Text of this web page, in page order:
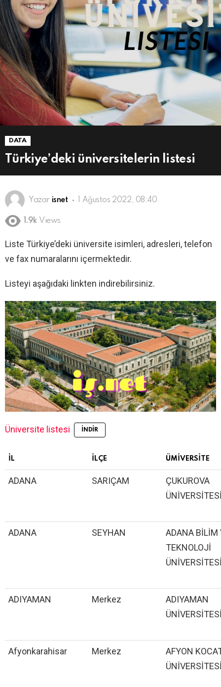
DATA
Türkiye’deki üniversitelerin listesi
Yazar isnet 1 Ağustos 2022, 08:40
1.9k Views
Liste Türkiye’deki üniversite isimleri, adresleri, telefon
ve fax numaralarını içermektedir.
Listeyi aşağıdaki linkten indirebilirsiniz.
Üniversite listesi İNDIR
IL ILÇE ÜMIVERSITE
ADANA SARIÇAM
ÇUKUROVA
ADANA SEYHAN
ADANA BİLİM
TEKNOLOJİ
ADIYAMAN Merkez
ADIYAMAN
Afyonkarahisar Merkez
AFYON